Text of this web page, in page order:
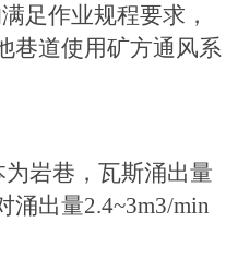
足作业规程要求，
巷道使用矿方通风系
岩巷，瓦斯涌出量
涌出量2.4~3m3/min